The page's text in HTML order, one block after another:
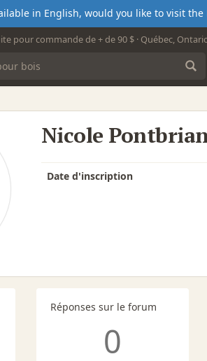
in English, would you like to visit the
pour commande de + de 90 $ · Québec,
Nicole
Date d'inscription
Réponses sur le forum
0